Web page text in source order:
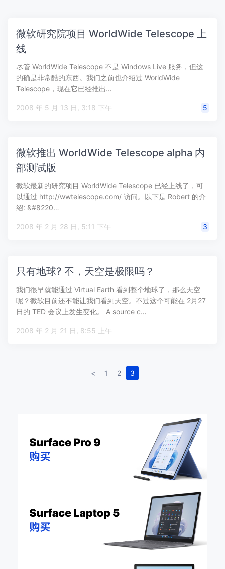
微软研究院项目 WorldWide Telescope 上
线
尽管 WorldWide Telescope 不是 Windows Live 服务，但这
的确是非常酷的东西。我们之前也介绍过 WorldWide
Telescope，现在它已经推出…
2008 年 5 月 13 日, 3:18 下午 5
微软推出 WorldWide Telescope alpha 内
部测试版
微软最新的研究项目 WorldWide Telescope 已经上线了，可
以通过 http://wwtelescope.com/ 访问。以下是 Robert 的介
绍: &#8220…
2008 年 2 月 28 日, 5:11 下午 3
只有地球? 不，天空是极限吗？
我们很早就能通过 Virtual Earth 看到整个地球了，那么天空
呢？微软目前还不能让我们看到天空。不过这个可能在 2月27
日的 TED 会议上发生变化。 A source c…
2008 年 2 月 21 日, 8:55 上午
< 1 2 3